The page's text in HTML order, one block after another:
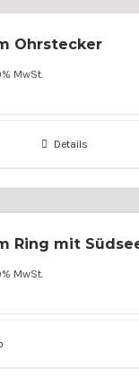
Ohrstecker
MwSt.
Details
Ring mit
MwSt.